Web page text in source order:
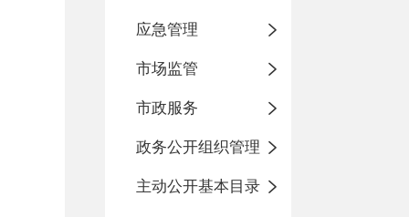
应急管理
市场监管
市政服务
政务公开组织管理
主动公开基本目录